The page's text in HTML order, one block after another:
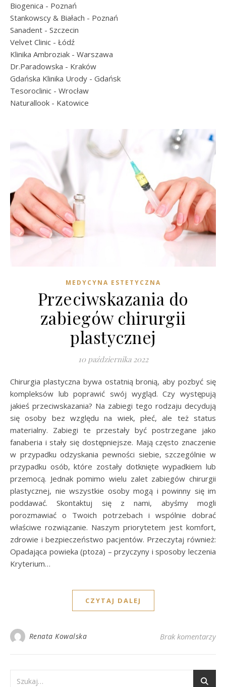
Biogenica - Poznań
Stankowscy & Białach - Poznań
Sanadent - Szczecin
Velvet Clinic - Łódź
Klinika Ambroziak - Warszawa
Dr.Paradowska - Kraków
Gdańska Klinika Urody - Gdańsk
Tesoroclinic - Wrocław
Naturallook - Katowice
MEDYCYNA ESTETYCZNA
Przeciwskazania do
zabiegów chirurgii
plastycznej
10 października 2022
Chirurgia plastyczna bywa ostatnią bronią, aby pozbyć się
kompleksów lub poprawić swój wygląd. Czy występują
jakieś przeciwskazania? Na zabiegi tego rodzaju decydują
się osoby bez względu na wiek, płeć, ale też status
materialny. Zabiegi te przestały być postrzegane jako
fanaberia i stały się dostępniejsze. Mają często znaczenie
w przypadku odzyskania pewności siebie, szczególnie w
przypadku osób, które zostały dotknięte wypadkiem lub
przemocą. Jednak pomimo wielu zalet zabiegów chirurgii
plastycznej, nie wszystkie osoby mogą i powinny się im
poddawać. Skontaktuj się z nami, abyśmy mogli
porozmawiać o Twoich potrzebach i wspólnie dobrać
właściwe rozwiązanie. Naszym priorytetem jest komfort,
zdrowie i bezpieczeństwo pacjentów. Przeczytaj również:
Opadająca powieka (ptoza) – przyczyny i sposoby leczenia
Kryterium…
CZYTAJ DALEJ
Renata Kowalska Brak komentarzy